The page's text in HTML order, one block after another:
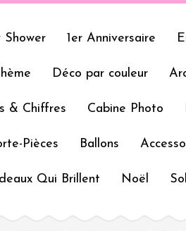
Shower 1er Anniversaire
Déco par couleur
& Chiffres Cabine Photo
Pièces Ballons
Qui Brillent Noël